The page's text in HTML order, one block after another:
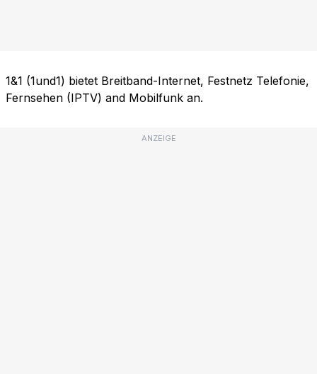
1&1 (1und1) bietet Breitband-Internet, Festnetz Telefonie,
Fernsehen (IPTV) and Mobilfunk an.
ANZEIGE